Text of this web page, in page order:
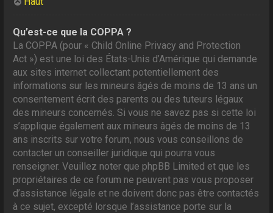
Qu’est-ce que la COPPA ?
La COPPA (pour « Child Online Privacy and Protection
Act ») est une loi des États-Unis d’Amérique qui demande
aux sites internet collectant potentiellement des
informations sur les mineurs âgés de moins de 13 ans un
consentement écrit des parents ou des tuteurs légaux
des mineurs concernés. Si vous ne savez pas si cette loi
s’applique également aux mineurs âgés de moins de 13
ans inscrits sur votre forum, nous vous conseillons de
contacter un conseiller juridique qui pourra vous
renseigner. Veuillez noter que phpBB Limited et que les
propriétaires de ce forum ne peuvent pas vous proposer
d’assistance légale et ne doivent donc pas être contactés
à ce sujet, excepté lorsque l’assistance porte sur la